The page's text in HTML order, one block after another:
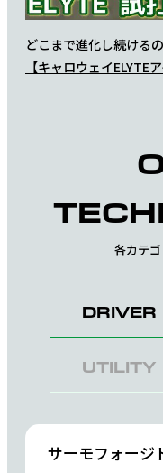
どこまで進化し続ける
【キャロウェイELYTEア
各カテ
DRIVER
UTILITY
サーモフォージ